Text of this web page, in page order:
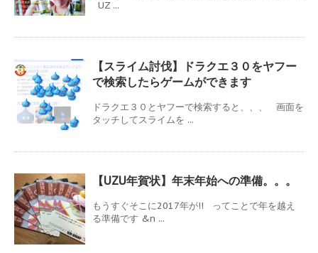
UZ ...
【スライム討伐】ドラクエ３０をヤフー
で検索したらゲームができます
ドラクエ３０とヤフーで検索すると、、、 画面を
タッチしてスライムを ...
【UZU年賀状】年末年始への準備。。。
もうすぐそこに2017年が!! ってことで年を越え
る準備です &n ...